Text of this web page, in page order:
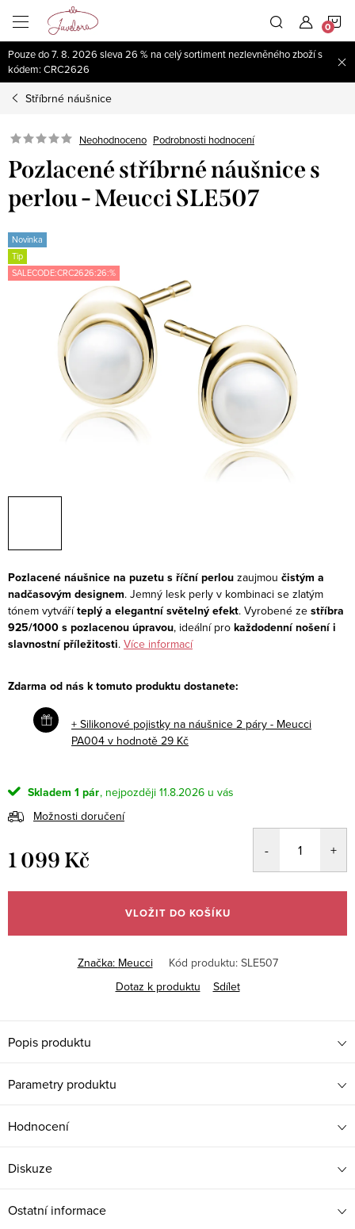
obsah
Pouze do 7. 8. 2026 sleva 26 % na celý sortiment nezlevněného zboží s
kódem: CRC2626
Stříbrné náušnice
Neohodnoceno Podrobnosti hodnocení
Pozlacené stříbrné náušnice s
perlou - Meucci SLE507
Novinka
Tip
SALECODE:CRC2626:26:%
Pozlacené náušnice na puzetu s říční perlou zaujmou čistým a
nadčasovým designem. Jemný lesk perly v kombinaci se zlatým
tónem vytváříteplý a elegantní světelný efekt. Vyrobené ze stříbra
925/1000 s pozlacenou úpravou, ideální pro každodenní nošení i
slavnostní příležitosti. Více informací
Zdarma od nás k tomuto produktu dostanete:
+ Silikonové pojistky na náušnice 2 páry - Meucci
PA004 v hodnotě 29 Kč
Skladem 1 pár
11.8.2026
Možnosti doručení
1 099 Kč
cena:
VLOŽIT DO KOŠÍKU
Značka: Meucci Kód produktu: SLE507
Dotaz k produktu
Sdílet
Popis produktu
Parametry produktu
Hodnocení
Diskuze
Ostatní informace